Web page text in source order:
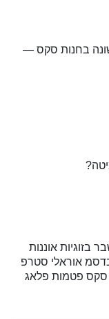
בחנות סקס —
בזוגיות אוננות
אוראלי סטרפ
סקס פטמות פלאג